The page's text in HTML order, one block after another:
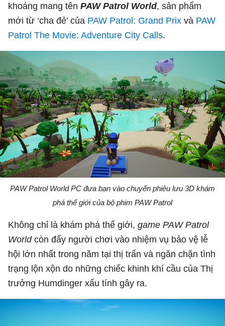
khoáng mang tên PAW Patrol World, sản phẩm
mới từ ‘cha đẻ’ của PAW Patrol: Grand Prix và PAW
Patrol The Movie: Adventure City Calls.
PAW Patrol World PC đưa bạn vào chuyến phiêu lưu 3D khám
phá thế giới của bộ phim PAW Patrol
Không chỉ là khám phá thế giới, game PAW Patrol
Worldcòn đẩy người chơi vào nhiệm vụ bảo vệ lễ
hội lớn nhất trong năm tại thị trấn và ngăn chặn tình
trạng lộn xộn do những chiếc khinh khí cầu của Thị
trưởng Humdinger xấu tính gây ra.